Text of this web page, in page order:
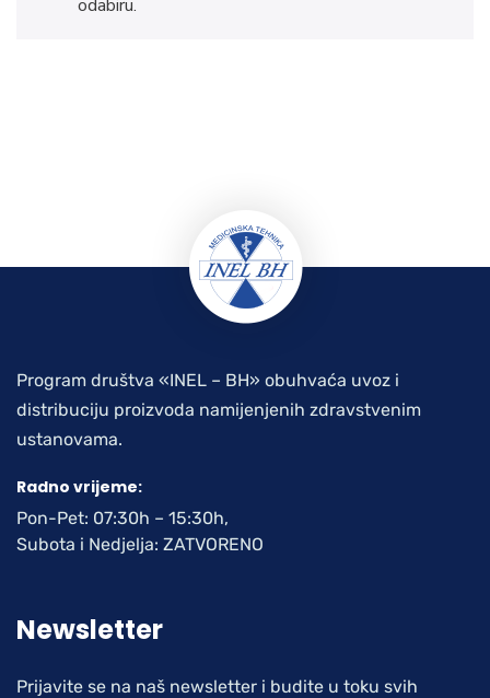
odabiru.
Program društva «INEL – BH» obuhvaća uvoz i
distribuciju proizvoda namijenjenih zdravstvenim
ustanovama.
Radno vrijeme:
Pon-Pet: 07:30h – 15:30h,
Subota i Nedjelja: ZATVORENO
Newsletter
Prijavite se na naš newsletter i budite u toku svih